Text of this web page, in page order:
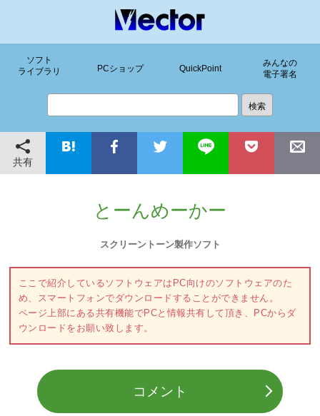
ソフト
ライブラリ
PCショップ QuickPoint
みんなの
電子署名
共有
とーんめーかー
スクリーントーン製作ソフト
ここで紹介しているソフトウェアはPC向けのソフトウェアのた
め、スマートフォンでダウンロードすることができません。
ページ上部にある共有機能でPCと情報共有して頂き、PCからダ
ウンロードをお願い致します。
コメント